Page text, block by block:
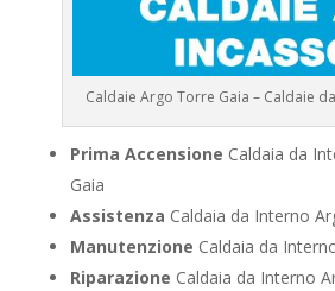
Caldaie Argo Torre Gaia – Caldaie
Prima Accensione Caldaia da
Gaia
Assistenza Caldaia da Interno
Manutenzione Caldaia da
Riparazione Caldaia da Interno